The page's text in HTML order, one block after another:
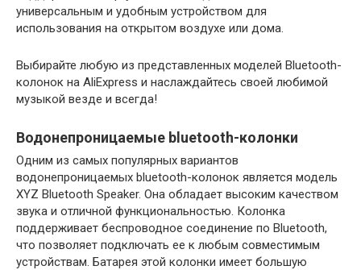
универсальным и удобным устройством для
использования на открытом воздухе или дома.
Выбирайте любую из представленных моделей Bluetooth-
колонок на AliExpress и наслаждайтесь своей любимой
музыкой везде и всегда!
Водонепроницаемые bluetooth-колонки
Одним из самых популярных вариантов
водонепроницаемых bluetooth-колонок является модель
XYZ Bluetooth Speaker. Она обладает высоким качеством
звука и отличной функциональностью. Колонка
поддерживает беспроводное соединение по Bluetooth,
что позволяет подключать ее к любым совместимым
устройствам. Батарея этой колонки имеет большую